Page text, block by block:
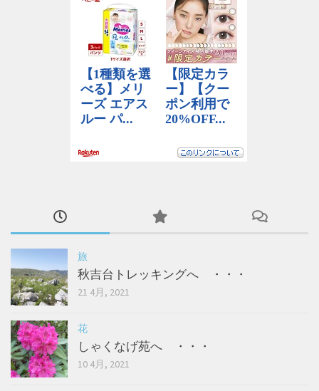
旅
秋吉台トレッキングへ ・・・
21 4月, 2021
花
しゃくなげ苑へ ・・・
10 4月, 2021